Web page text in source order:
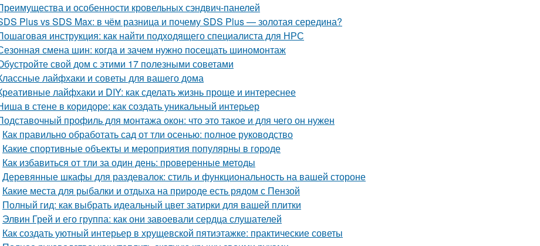
и особенности кровельных сэндвич-панелей
Plus vs SDS Max: в чём разница и почему SDS Plus — золотая середина?
инструкция: как найти подходящего специалиста для НРС
смена шин: когда и зачем нужно посещать шиномонтаж
свой дом с этими 17 полезными советами
лайфхаки и советы для вашего дома
лайфхаки и DIY: как сделать жизнь проще и интереснее
в стене в коридоре: как создать уникальный интерьер
профиль для монтажа окон: что это такое и для чего он нужен
Как правильно обработать сад от тли осенью: полное руководство
Какие спортивные объекты и мероприятия популярны в городе
Как избавиться от тли за один день: проверенные методы
Деревянные шкафы для раздевалок: стиль и функциональность на вашей стороне
Какие места для рыбалки и отдыха на природе есть рядом с Пензой
Полный гид: как выбрать идеальный цвет затирки для вашей плитки
Элвин Грей и его группа: как они завоевали сердца слушателей
Как создать уютный интерьер в хрущевской пятиэтажке: практические советы